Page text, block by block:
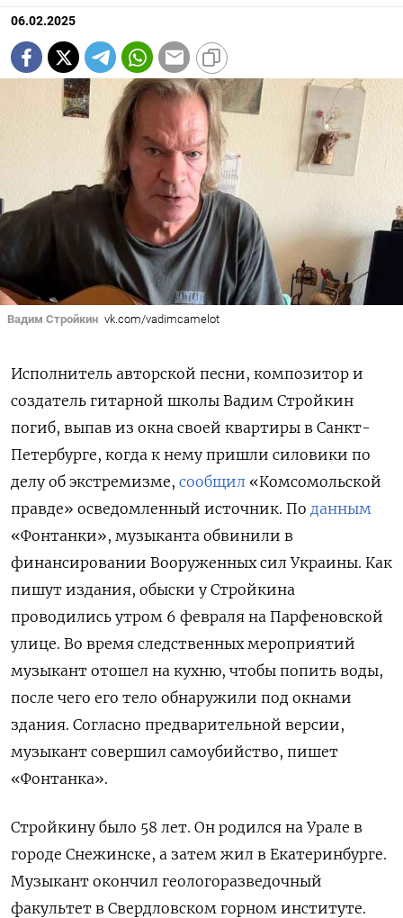
06.02.2025
Вадим Стройкин vk.com/vadimcamelot
Исполнитель авторской песни, композитор и
создатель гитарной школы Вадим Стройкин
погиб, выпав из окна своей квартиры в Санкт-
Петербурге, когда к нему пришли силовики по
делу об экстремизме, сообщил «Комсомольской
правде» осведомленный источник. По данным
«Фонтанки», музыканта обвинили в
финансировании Вооруженных сил Украины. Как
пишут издания, обыски у Стройкина
проводились утром 6 февраля на Парфеновской
улице. Во время следственных мероприятий
музыкант отошел на кухню, чтобы попить воды,
после чего его тело обнаружили под окнами
здания. Согласно предварительной версии,
музыкант совершил самоубийство, пишет
«Фонтанка».
Стройкину было 58 лет. Он родился на Урале в
городе Снежинске, а затем жил в Екатеринбурге.
Музыкант окончил геологоразведочный
факультет в Свердловском горном институте.